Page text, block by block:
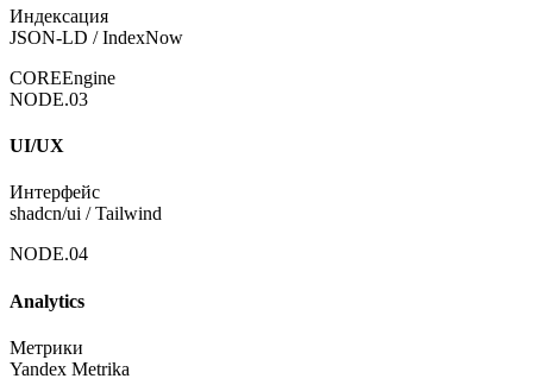
Индексация
JSON-LD / IndexNow
COREEngine
NODE.03
UI/UX
Интерфейс
shadcn/ui / Tailwind
NODE.04
Analytics
Метрики
Yandex Metrika